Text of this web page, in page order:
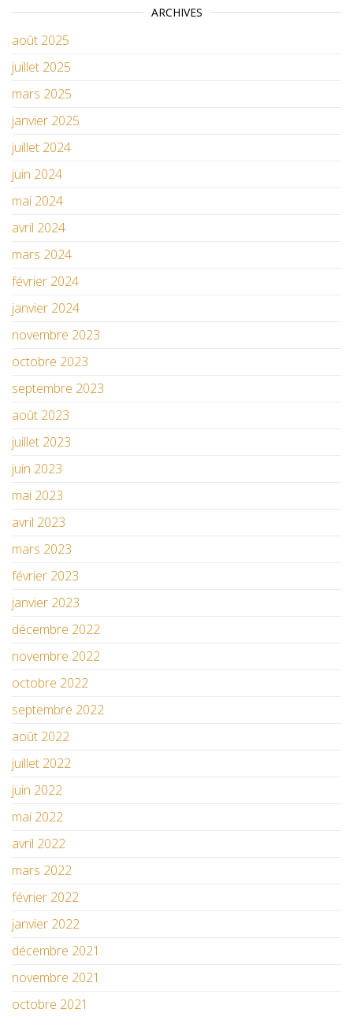
ARCHIVES
août 2025
juillet 2025
mars 2025
janvier 2025
juillet 2024
juin 2024
mai 2024
avril 2024
mars 2024
février 2024
janvier 2024
novembre 2023
octobre 2023
septembre 2023
août 2023
juillet 2023
juin 2023
mai 2023
avril 2023
mars 2023
février 2023
janvier 2023
décembre 2022
novembre 2022
octobre 2022
septembre 2022
août 2022
juillet 2022
juin 2022
mai 2022
avril 2022
mars 2022
février 2022
janvier 2022
décembre 2021
novembre 2021
octobre 2021